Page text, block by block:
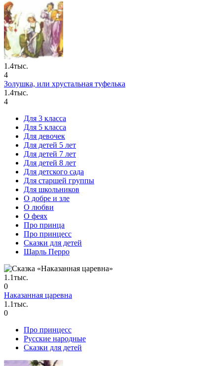
1.4тыс.
4
Золушка, или хрустальная туфелька
1.4тыс.
4
Для 3 класса
Для 5 класса
Для девочек
Для детей 5 лет
Для детей 7 лет
Для детей 8 лет
Для детского сада
Для старшей группы
Для школьников
О добре и зле
О любви
О феях
Про принца
Про принцесс
Сказки для детей
Шарль Перро
1.1тыс.
0
Наказанная царевна
1.1тыс.
0
Про принцесс
Русские народные
Сказки для детей